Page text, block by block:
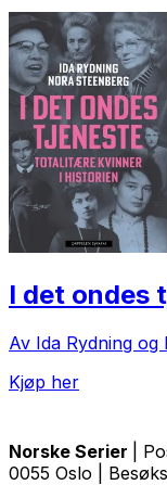
I det ondes
Av Ida Rydning
Kjøp her
Norske Serier
|
0055 Oslo |